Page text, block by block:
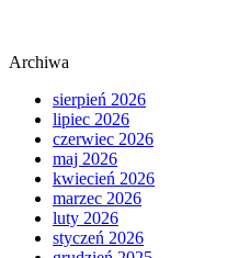
Archiwa
sierpień 2026
lipiec 2026
czerwiec 2026
maj 2026
kwiecień 2026
marzec 2026
luty 2026
styczeń 2026